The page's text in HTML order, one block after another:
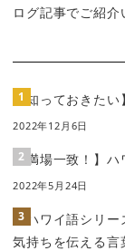
ログ記事でご紹介
【知っておきた
2022年12月6日
【満場一致！】
2022年5月24日
【ハワイ語シリ
気持ちを伝える言